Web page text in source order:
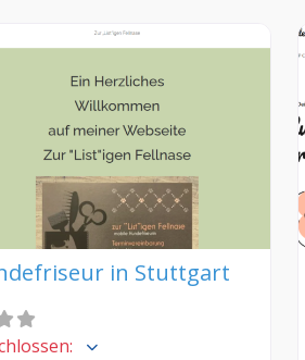
in Stuttgart
: